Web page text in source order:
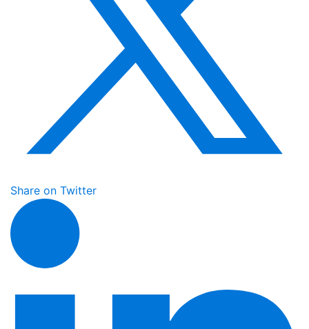
Share on Twitter